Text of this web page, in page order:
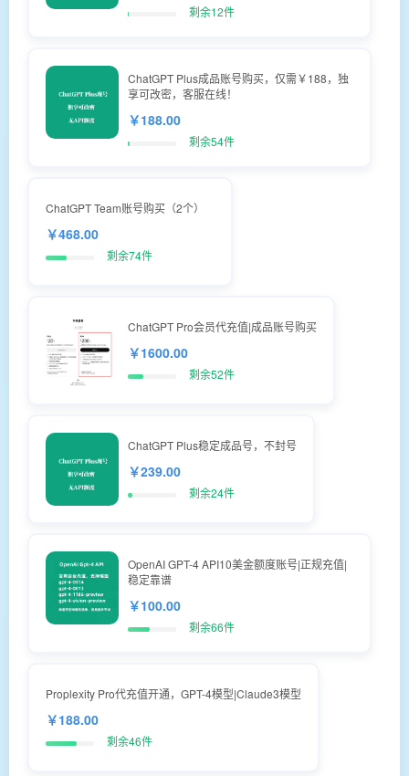
剩余12件
ChatGPT Plus成品账号购买，仅需￥188，独
享可改密，客服在线！
￥188.00
剩余54件
ChatGPT Team账号购买（2个）
￥468.00
剩余74件
ChatGPT Pro会员代充值|成品账号购买
￥1600.00
剩余52件
ChatGPT Plus稳定成品号，不封号
￥239.00
剩余24件
OpenAI GPT-4 API10美金额度账号|正规充值|
稳定靠谱
￥100.00
剩余66件
Proplexity Pro代充值开通，GPT-4模型|Claude3模型
￥188.00
剩余46件